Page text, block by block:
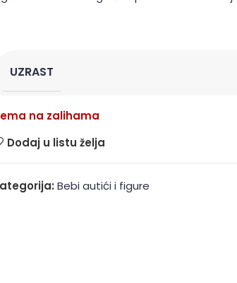
UZRAST
na zalihama
Dodaj u listu želja
Bebi autići i figure